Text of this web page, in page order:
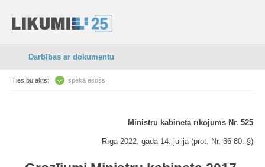
Darbības ar dokumentu
Tiesību akts: spēkā esošs
Ministru kabineta rīkojums Nr. 525
Rīgā 2022. gada 14. jūlijā (prot. Nr. 36 80. §)